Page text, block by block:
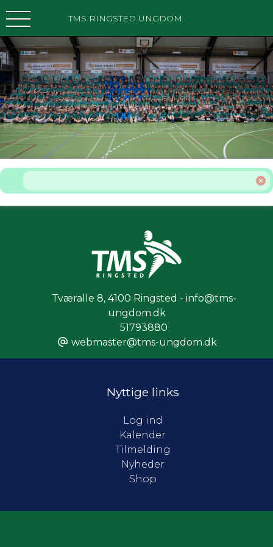
TMS RINGSTED UNGDOM
Tværalle 8, 4100 Ringsted - info@tms-
ungdom.dk
51793880
webmaster@tms-ungdom.dk
Nyttige links
Log ind
Kalender
Tilmelding
Nyheder
Shop